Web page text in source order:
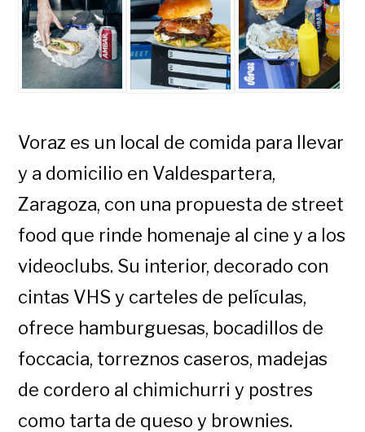
Voraz es un local de comida para llevar
y a domicilio en Valdespartera,
Zaragoza, con una propuesta de street
food que rinde homenaje al cine y a los
videoclubs. Su interior, decorado con
cintas VHS y carteles de películas,
ofrece hamburguesas, bocadillos de
foccacia, torreznos caseros, madejas
de cordero al chimichurri y postres
como tarta de queso y brownies.